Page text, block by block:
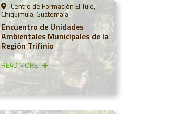
Centro de Formación El Tule,
Chiquimula, Guatemala
Encuentro de Unidades
Ambientales Municipales de la
Región Trifinio
READ MORE